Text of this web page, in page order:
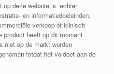
op deze website is echter
en informatiedoeleinden.
verkoop of klinisch
product heeft op dit moment
niet op de markt worden
totdat het voldoet aan de